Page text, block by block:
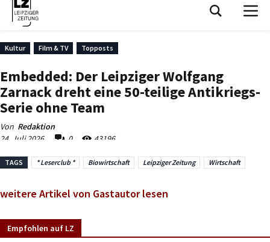
TAGS * Leserclub * Biowirtschaft Leipziger Zeitung Wirtschaft
weitere Artikel von Gastautor lesen
Empfohlen auf LZ